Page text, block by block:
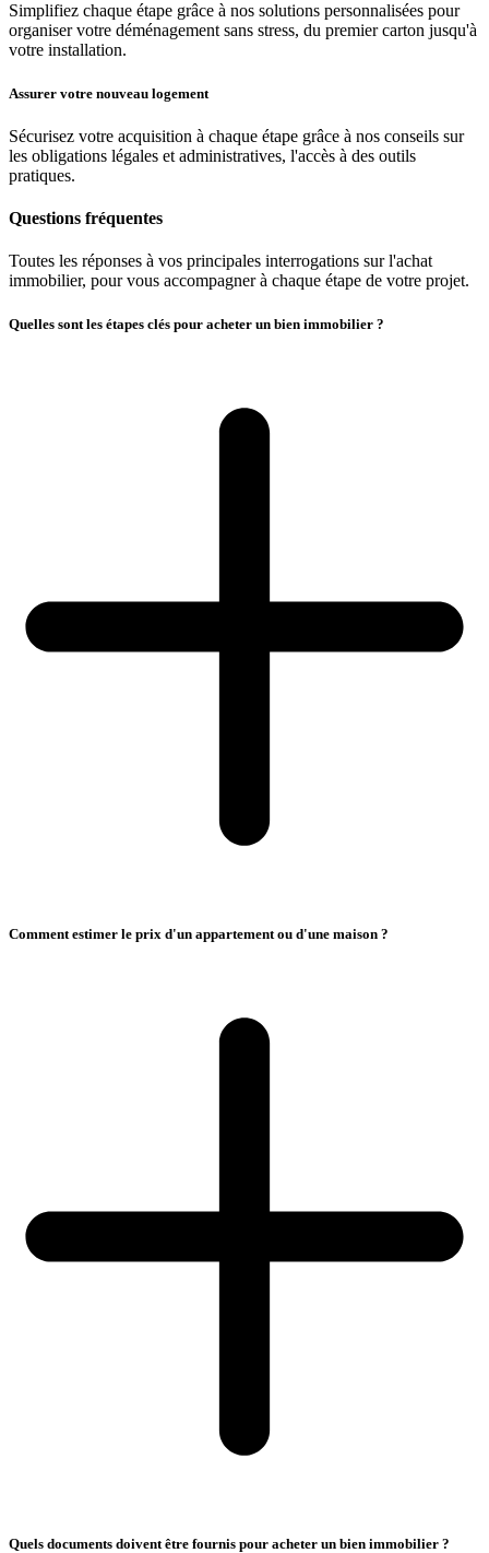
Simplifiez chaque étape grâce à nos solutions personnalisées pour
organiser votre déménagement sans stress, du premier carton jusqu'à
votre installation.
Assurer votre nouveau logement
Sécurisez votre acquisition à chaque étape grâce à nos conseils sur
les obligations légales et administratives, l'accès à des outils
pratiques.
Questions fréquentes
Toutes les réponses à vos principales interrogations sur l'achat
immobilier, pour vous accompagner à chaque étape de votre projet.
Quelles sont les étapes clés pour acheter un bien immobilier ?
Comment estimer le prix d'un appartement ou d'une maison ?
Quels documents doivent être fournis pour acheter un bien immobilier ?